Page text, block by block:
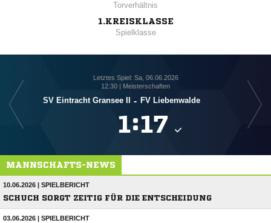
Torverhältnis
1.KREISKLASSE
Spielklasse
Letztes Spiel: Sa, 06.06.2026
12:30 | Meisterschaften
SV Eintracht Gransee II - FV Liebenwalde
:
MANNSCHAFTS-NEWS
10.06.2026 | SPIELBERICHT
SCHUCH SORGT ZEITIG FÜR DIE ENTSCHEIDUNG
03.06.2026 | SPIELBERICHT